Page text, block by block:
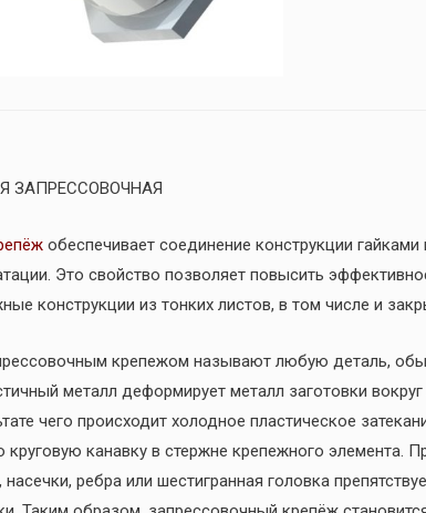
ЗАПРЕССОВОЧНАЯ
обеспечивает соединение конструкции
Это свойство позволяет повысить
конструкции из тонких листов, в том числе и
крепежом называют любую деталь,
металл деформирует металл заготовки
чего происходит холодное пластическое
круговую канавку в стержне крепежного элемента.
насечки, ребра или шестигранная головка